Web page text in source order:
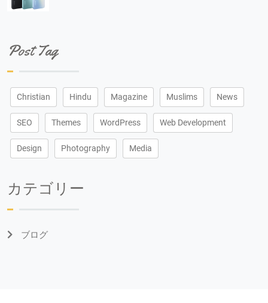
Post Tag
Christian Hindu Magazine Muslims News
SEO Themes WordPress Web Development
Design Photography Media
カテゴリー
ブログ